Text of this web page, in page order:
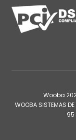
Wooba
WOOBA SISTEMAS